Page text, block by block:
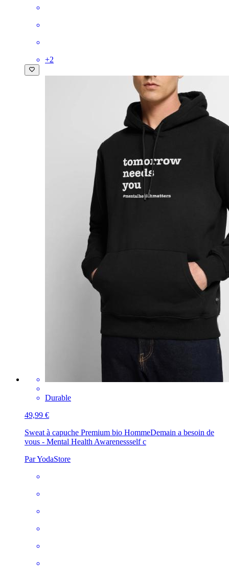
+2
Durable
49,99 €
Sweat à capuche Premium bio HommeDemain a besoin de
vous - Mental Health Awarenessself c
Par YodaStore